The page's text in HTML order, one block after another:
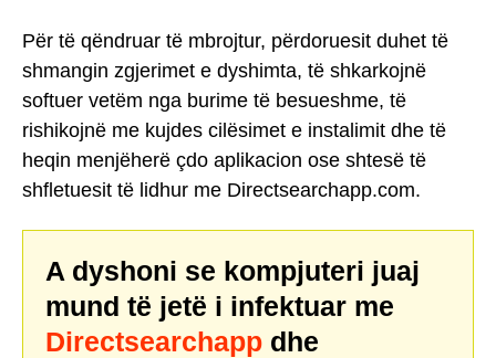
Për të qëndruar të mbrojtur, përdoruesit duhet të
shmangin zgjerimet e dyshimta, të shkarkojnë
softuer vetëm nga burime të besueshme, të
rishikojnë me kujdes cilësimet e instalimit dhe të
heqin menjëherë çdo aplikacion ose shtesë të
shfletuesit të lidhur me Directsearchapp.com.
A dyshoni se kompjuteri juaj
mund të jetë i infektuar me
Directsearchapp dhe